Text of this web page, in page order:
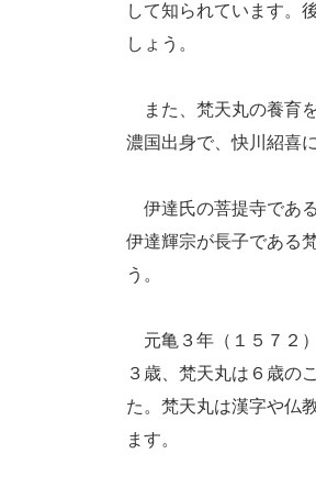
して知られています。
しょう。
また、梵天丸の養育
濃国出身で、快川紹喜
伊達氏の菩提寺であ
伊達輝宗が長子である
う。
元亀３年（１５７２
３歳、梵天丸は６歳の
た。梵天丸は漢字や仏
ます。